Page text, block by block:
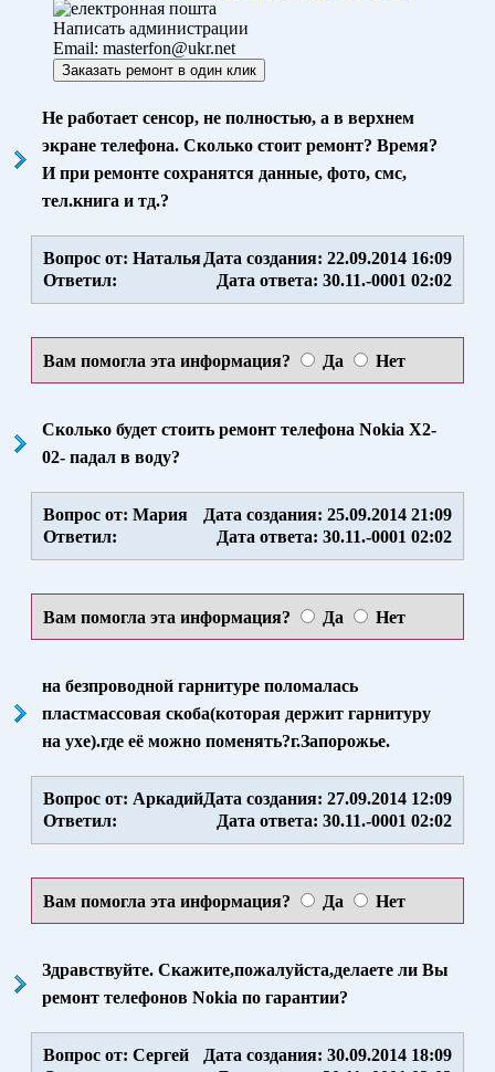
Написать администрации
Email: masterfon@ukr.net
Не работает сенсор, не полностью, а в верхнем
экране телефона. Сколько стоит ремонт? Время?
И при ремонте сохранятся данные, фото, смс,
тел.книга и тд.?
Вопрос от: НатальяДата создания: 22.09.2014 16:09
Ответил:
Дата ответа: 30.11.-0001 02:02
Вам помогла эта информация? Да Нет
Сколько будет стоить ремонт телефона Nokia X2-
02- падал в воду?
Вопрос от: Мария
Дата создания: 25.09.2014 21:09
Ответил:
Дата ответа: 30.11.-0001 02:02
Вам помогла эта информация? Да Нет
на безпроводной гарнитуре поломалась
пластмассовая скоба(которая держит гарнитуру
на ухе).где её можно поменять?г.Запорожье.
Вопрос от: АркадийДата создания: 27.09.2014 12:09
Ответил:
Дата ответа: 30.11.-0001 02:02
Вам помогла эта информация? Да Нет
Здравствуйте. Скажите,пожалуйста,делаете ли Вы
ремонт телефонов Nokia по гарантии?
Вопрос от: Сергей
Дата создания: 30.09.2014 18:09